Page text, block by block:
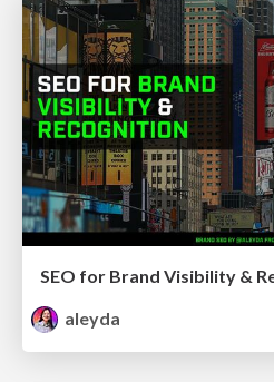
SEO for Brand Visibility &
aleyda